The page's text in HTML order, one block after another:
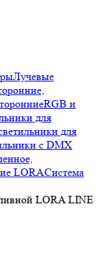
Лучевые
RGB и
для
для
с DMX
LORAСистема
LORA LINE